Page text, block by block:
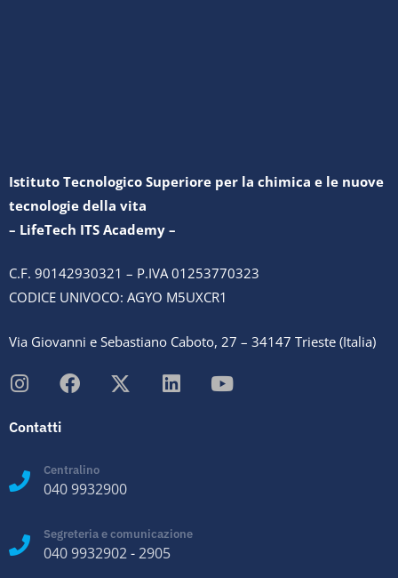
Istituto Tecnologico Superiore per la chimica e le nuove
tecnologie della vita
– LifeTech ITS Academy –
C.F. 90142930321 – P.IVA 01253770323
CODICE UNIVOCO: AGYO M5UXCR1
Via Giovanni e Sebastiano Caboto, 27 – 34147 Trieste (Italia)
Contatti
Centralino
040 9932900
Segreteria e comunicazione
040 9932902-2905